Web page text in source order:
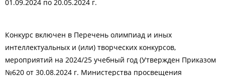
01.09.2024 по 20.05.2024 г.
Конкурс включен в Перечень олимпиад и иных
интеллектуальных и (или) творческих конкурсов,
мероприятий на 2024/25 учебный год (Утвержден Приказом
№620 от 30.08.2024 г. Министерства просвещения